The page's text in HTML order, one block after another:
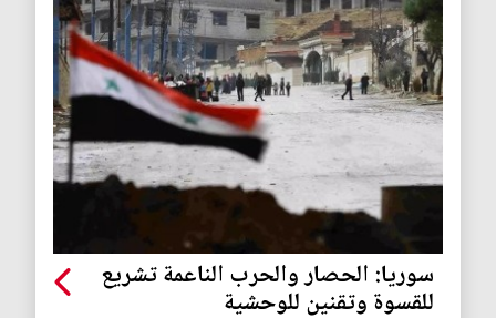
سوريا: الحصار والحرب الناعمة تشريع
للقسوة وتقنين للوحشية